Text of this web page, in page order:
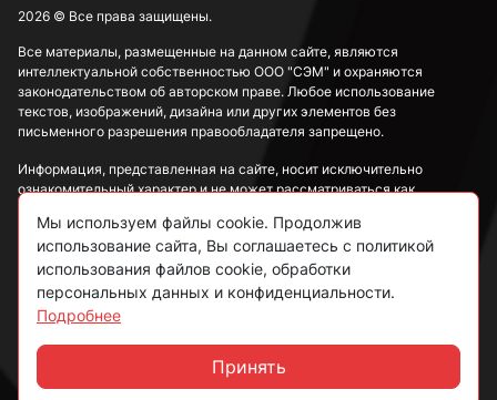
Все материалы, размещенные на данном сайте, являются
интеллектуальной собственностью ООО "СЭМ" и охраняются
законодательством об авторском праве. Любое использование
текстов, изображений, дизайна или других элементов без
письменного разрешения правообладателя запрещено.
Информация, представленная на сайте, носит исключительно
ознакомительный характер и не может рассматриваться как
Политика конфиденциальности
Согласие на обработку данных
Пользовательское соглашение
2026 © Все права защищены.
Мы используем файлы cookie. Продолжив
использование сайта, Вы соглашаетесь с политикой
использования файлов cookie, обработки
персональных данных и конфиденциальности.
Подробнее
Принять